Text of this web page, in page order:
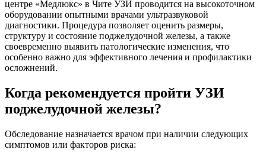
центре «Медлюкс» в Чите УЗИ проводится на высокоточном
оборудовании опытными врачами ультразвуковой
диагностики. Процедура позволяет оценить размеры,
структуру и состояние поджелудочной железы, а также
своевременно выявить патологические изменения, что
особенно важно для эффективного лечения и профилактики
осложнений.
Когда рекомендуется пройти УЗИ
поджелудочной железы?
Обследование назначается врачом при наличии следующих
симптомов или факторов риска: